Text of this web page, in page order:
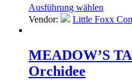
Ausführung wählen
Vendor:
Little Foxx
MEADOW’S
Orchidee